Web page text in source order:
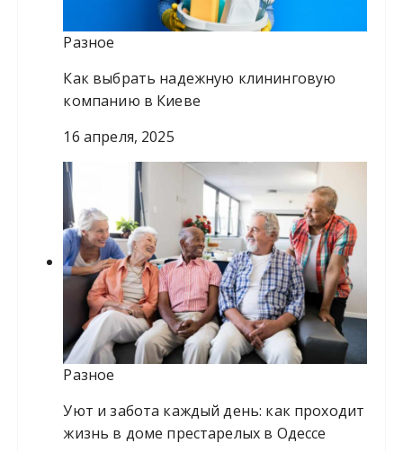
Разное
Как выбрать надежную клининговую
компанию в Киеве
16 апреля, 2025
Разное
Уют и забота каждый день: как проходит
жизнь в доме престарелых в Одессе